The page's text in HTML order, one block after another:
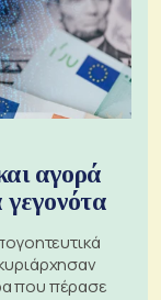
αγορά
που πέρασε